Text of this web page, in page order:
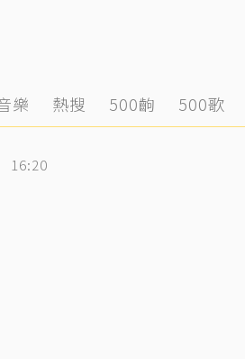
樂 熱搜 500齣 500歌
16:20